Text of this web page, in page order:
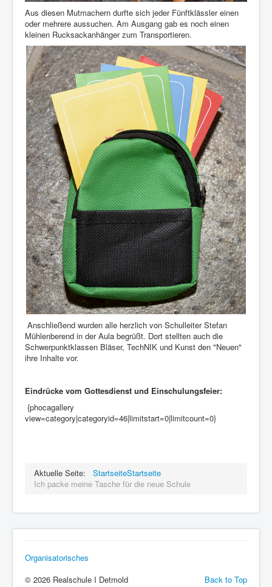
Aus diesen Mutmachern durfte sich jeder Fünftklässler einen
oder mehrere aussuchen. Am Ausgang gab es noch einen
kleinen Rucksackanhänger zum Transportieren.
Anschließend wurden alle herzlich von Schulleiter Stefan
Mühlenberend in der Aula begrüßt. Dort stellten auch die
Schwerpunktklassen Bläser, TechNIK und Kunst den "Neuen"
ihre Inhalte vor.
Eindrücke vom Gottesdienst und Einschulungsfeier:
{phocagallery
view=category|categoryid=46|limitstart=0|limitcount=0}
Aktuelle Seite: StartseiteStartseite
Ich packe meine Tasche für die neue Schule
Organisatorisches
Back to Top
© 2026 Realschule I Detmold